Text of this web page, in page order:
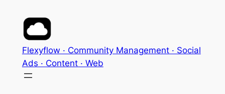
contenu
Flexyflow · Community Management · Social
Ads · Content · Web